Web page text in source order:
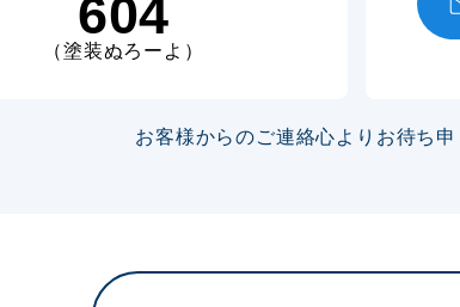
604
（塗装ぬろーよ）
お客様からのご連絡心より お待ち申